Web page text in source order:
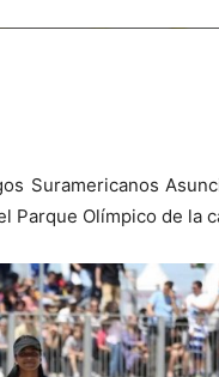
Suramericanos
Parque Olímpico de la